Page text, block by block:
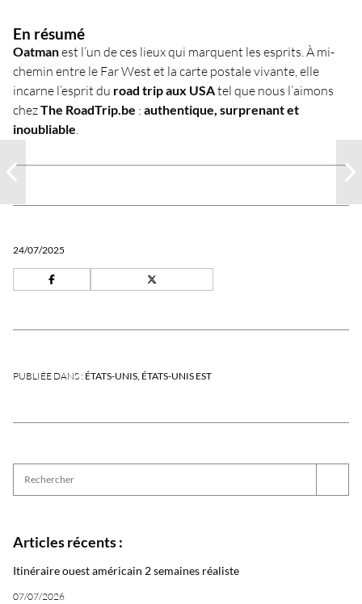
En résumé
Oatmanest l’un de ces lieux qui marquent les esprits. À mi-
chemin entre le Far West et la carte postale vivante, elle
incarne l’esprit du road trip aux USAtel que nous l’aimons
chezThe RoadTrip.be : authentique, surprenant et
inoubliable
24/07/2025
PUBLIÉE DANS : ÉTATS-UNIS ÉTATS-UNIS EST
Articles récents :
Itinéraire ouest américain 2 semaines réaliste
07/07/2026